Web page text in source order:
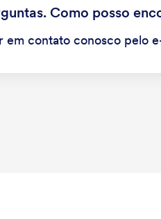
Como posso
em contato conosco pelo